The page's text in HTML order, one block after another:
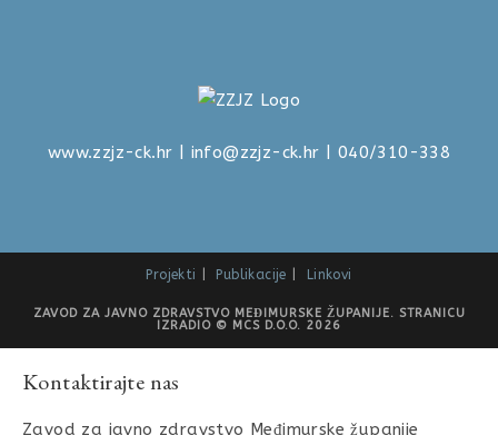
www.zzjz-ck.hr info@zzjz-ck.hr | 040/310-338
Projekti Publikacije Linkovi
ZAVOD ZA JAVNO ZDRAVSTVO MEĐIMURSKE ŽUPANIJE. STRANICU
IZRADIO © MCS D.O.O. 2026
Kontaktirajte nas
Zavod za javno zdravstvo Međimurske županije